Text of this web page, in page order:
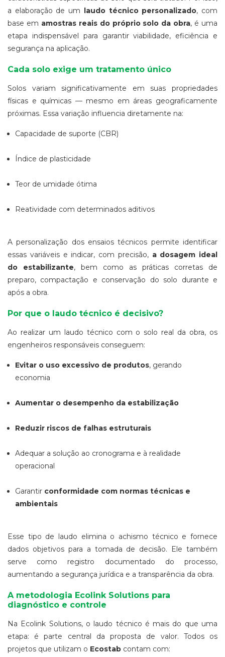
a elaboração de um laudo técnico personalizado, com
base em amostras reais do próprio solo da obra, é uma
etapa indispensável para garantir viabilidade, eficiência e
segurança na aplicação.
Cada solo exige um tratamento único
Solos variam significativamente em suas propriedades
físicas e químicas — mesmo em áreas geograficamente
próximas. Essa variação influencia diretamente na:
Capacidade de suporte (CBR)
Índice de plasticidade
Teor de umidade ótima
Reatividade com determinados aditivos
A personalização dos ensaios técnicos permite identificar
essas variáveis e indicar, com precisão, a dosagem ideal
do estabilizante, bem como as práticas corretas de
preparo, compactação e conservação do solo durante e
após a obra.
Por que o laudo técnico é decisivo?
Ao realizar um laudo técnico com o solo real da obra, os
engenheiros responsáveis conseguem:
Evitar o uso excessivo de produtos, gerando
economia
Aumentar o desempenho da estabilização
Reduzir riscos de falhas estruturais
Adequar a solução ao cronograma e à realidade
operacional
Garantir conformidade com normas técnicas e
ambientais
Esse tipo de laudo elimina o achismo técnico e fornece
dados objetivos para a tomada de decisão. Ele também
serve como registro documentado do processo,
aumentando a segurança jurídica e a transparência da obra.
A metodologia Ecolink Solutions para
diagnóstico e controle
Na Ecolink Solutions, o laudo técnico é mais do que uma
etapa: é parte central da proposta de valor. Todos os
projetos que utilizam o Ecostab contam com: